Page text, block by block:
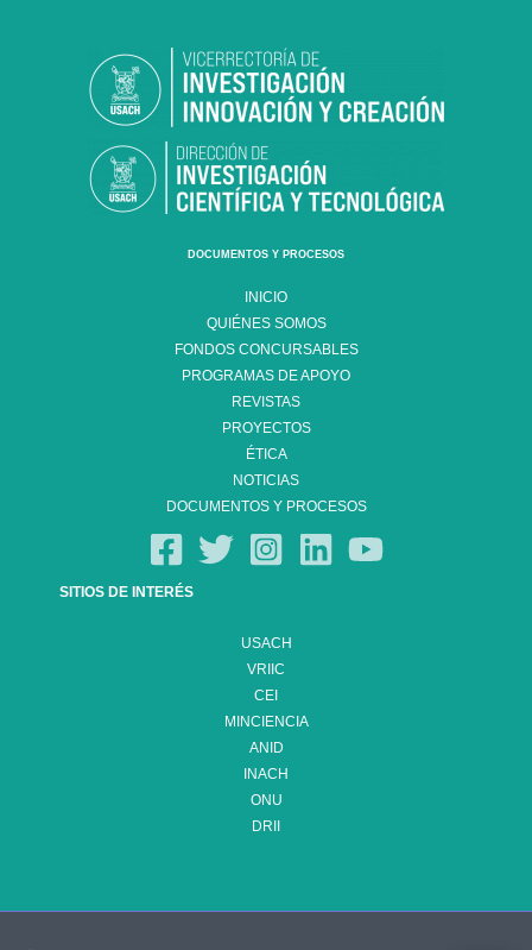
DOCUMENTOS Y PROCESOS
INICIO
QUIÉNES SOMOS
FONDOS CONCURSABLES
PROGRAMAS DE APOYO
REVISTAS
PROYECTOS
ÉTICA
NOTICIAS
DOCUMENTOS Y PROCESOS
SITIOS DE INTERÉS
USACH
VRIIC
CEI
MINCIENCIA
ANID
INACH
ONU
DRII